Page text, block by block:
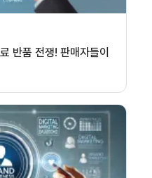
반품 전쟁! 판매자들이